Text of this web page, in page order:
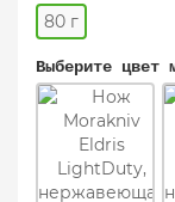
80 г
Выберите цвет